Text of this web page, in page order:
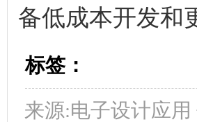
备低成本开发和
标签：
来源:电子设计应用